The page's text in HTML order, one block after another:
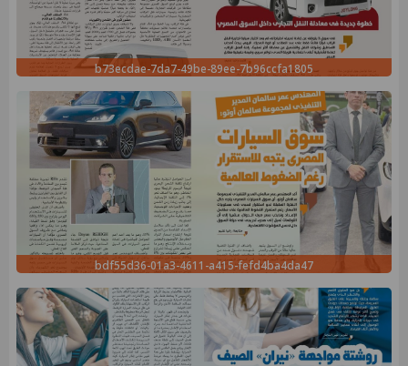
b73ecdae-7da7-49be-89ee-7b96ccfa1805
bdf55d36-01a3-4611-a415-fefd4ba4da47